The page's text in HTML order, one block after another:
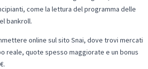
come la lettura del programma delle
bankroll.
online sul sito Snai, dove trovi mercati
reale, quote spesso maggiorate e un bonus